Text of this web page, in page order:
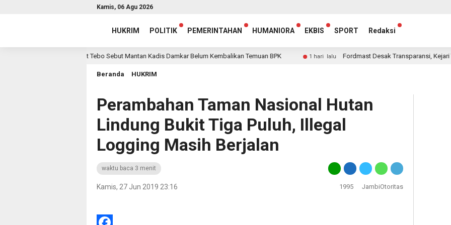
Kamis, 06 Agu 2026
HUKRIM POLITIK PEMERINTAHAN HUMANIORA EKBIS SPORT Redaksi
Inspektorat Tebo Sebut Mantan Kadis Damkar Belum Kembalikan Temuan BPK 1 hari lalu Fordmast Desak Transparansi, Kejari Tebo
Beranda HUKRIM
Perambahan Taman Nasional Hutan
Lindung Bukit Tiga Puluh, Illegal
Logging Masih Berjalan
waktu baca 3 menit
Kamis, 27 Jun 2019 23:16 1995 JambiOtoritas